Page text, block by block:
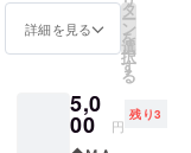
す。 ◆
ＭＡＬ
ＨＥＹ
レク
ション
オリジ
詳細を見る
タ
ー
ン
を
選
択
す
る
5,0
00 円
残り3